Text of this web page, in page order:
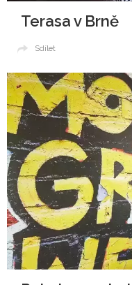
Terasa v Brně
Sdílet